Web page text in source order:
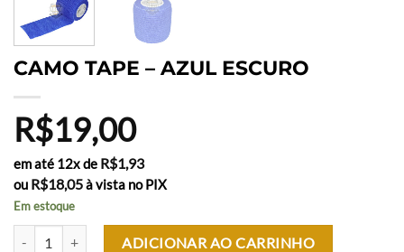
CAMO TAPE – AZUL ESCURO
R$19,00
em até 12x de R$1,93
ou R$18,05à vista no PIX
Em estoque
CAMO TAPE - AZUL ESCURO quantidade
ADICIONAR AO CARRINHO